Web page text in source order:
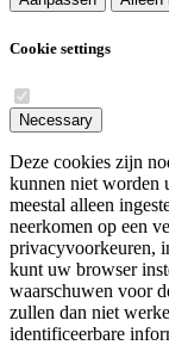
Cookie settings
Necessary
Deze cookies zijn
kunnen niet worden
meestal alleen
neerkomen op een
privacyvoorkeuren,
kunt uw browser
waarschuwen voor
zullen dan niet
identificeerbare